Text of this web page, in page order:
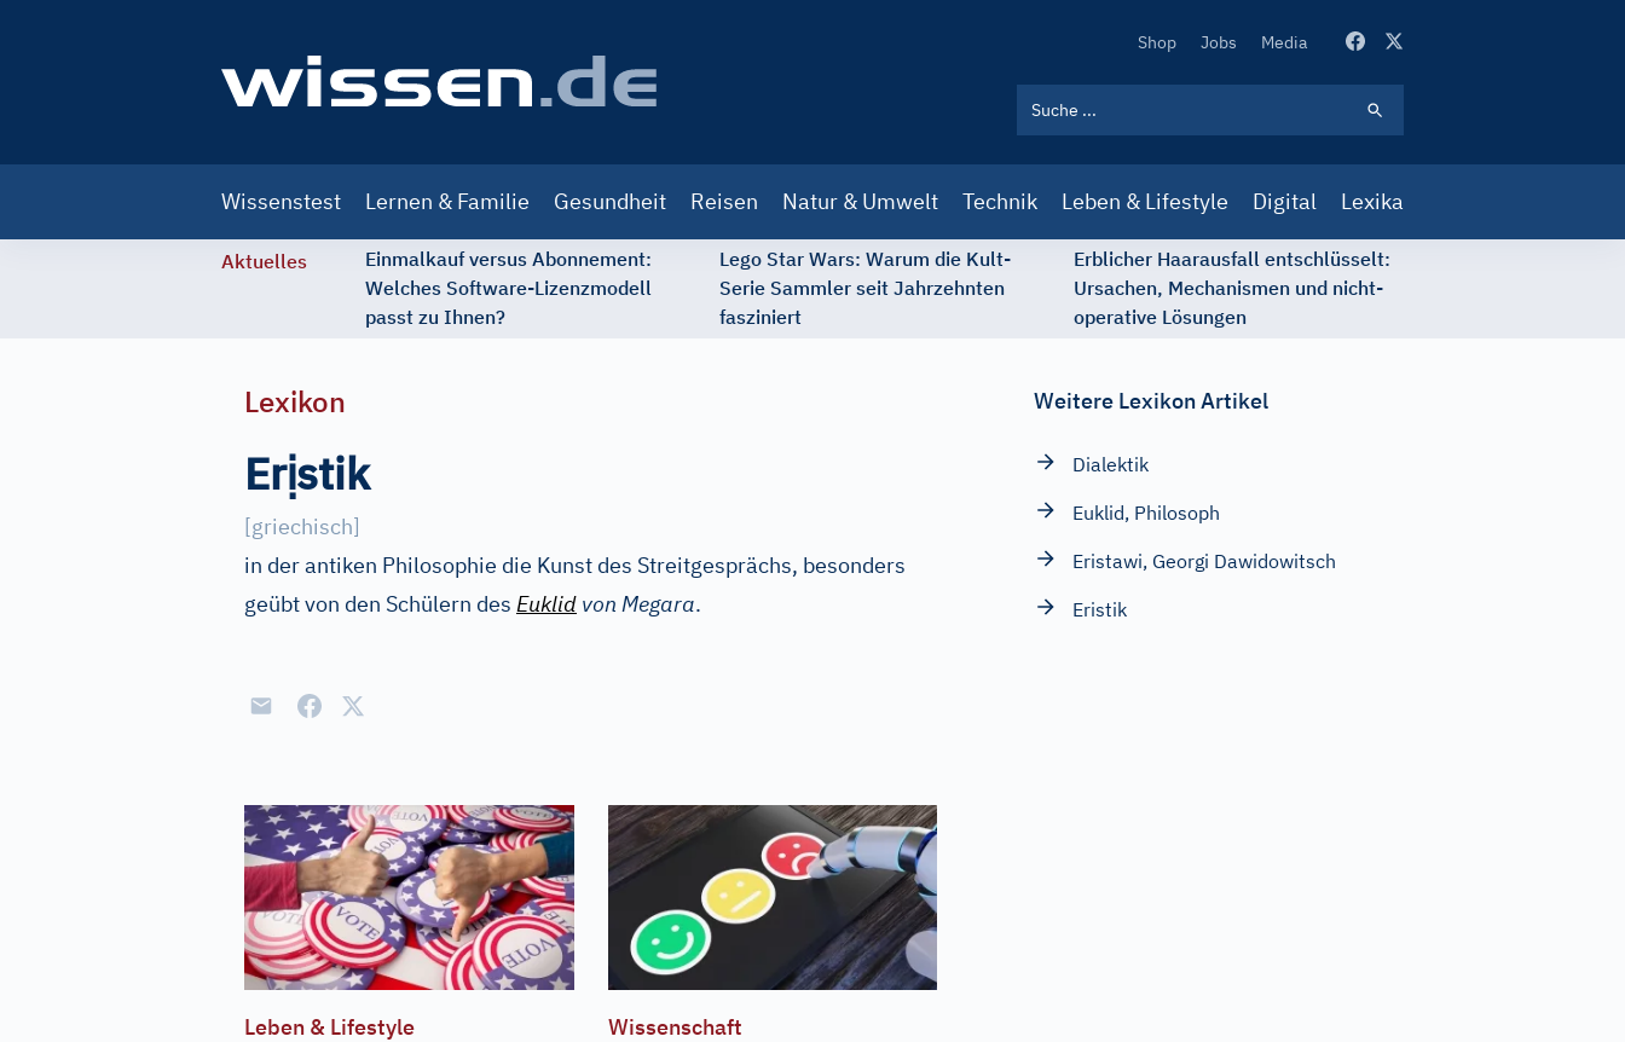
Secondary
Shop Jobs Media
navigation
Wissenstest Lernen & Familie Gesundheit Reisen Natur & Umwelt Technik Leben & Lifestyle Digital Lexika
Aktuelles
Einmalkauf versus Abonnement:
Welches Software-Lizenzmodell
passt zu Ihnen?
Lego Star Wars: Warum die Kult-
Serie Sammler seit Jahrzehnten
fasziniert
Erblicher Haarausfall entschlüsselt:
Ursachen, Mechanismen und nicht-
operative Lösungen
Lexikon
Erịstik
[griechisch]
in der antiken Philosophie die Kunst des Streitgesprächs, besonders
geübt von den Schülern des Euklid von Megara.
Leben & Lifestyle Wissenschaft
Weitere Lexikon Artikel
Dialektik
Euklid, Philosoph
Eristawi, Georgi Dawidowitsch
Eristik